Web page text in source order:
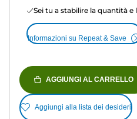
Sei tu a stabilire la quantità
Informazioni su Repeat & Save
AGGIUNGI AL CARRELLO
Aggiungi alla lista dei desideri